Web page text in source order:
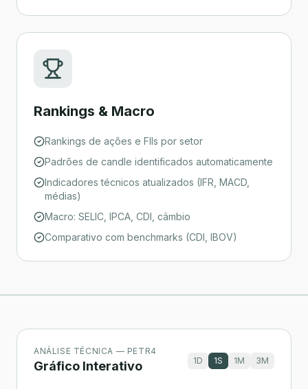
Rankings & Macro
Rankings de ações e FIIs por setor
Padrões de candle identificados automaticamente
Indicadores técnicos atualizados (IFR, MACD,
médias)
Macro: SELIC, IPCA, CDI, câmbio
Comparativo com benchmarks (CDI, IBOV)
ANÁLISE TÉCNICA — PETR4
Gráfico Interativo 1D 1S 1M 3M